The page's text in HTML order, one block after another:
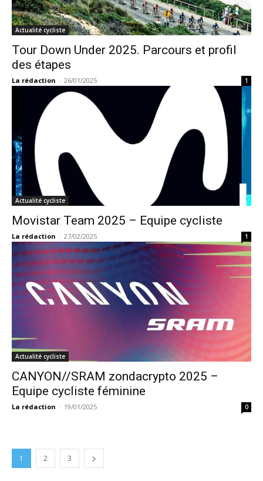
Actualité cycliste
Tour Down Under 2025. Parcours et profil
des étapes
La rédaction - 26/01/2025 1
Actualité cycliste
Movistar Team 2025 – Equipe cycliste
La rédaction - 27/02/2025 1
Actualité cycliste
CANYON//SRAM zondacrypto 2025 –
Equipe cycliste féminine
La rédaction - 19/01/2025 0
1 2 3